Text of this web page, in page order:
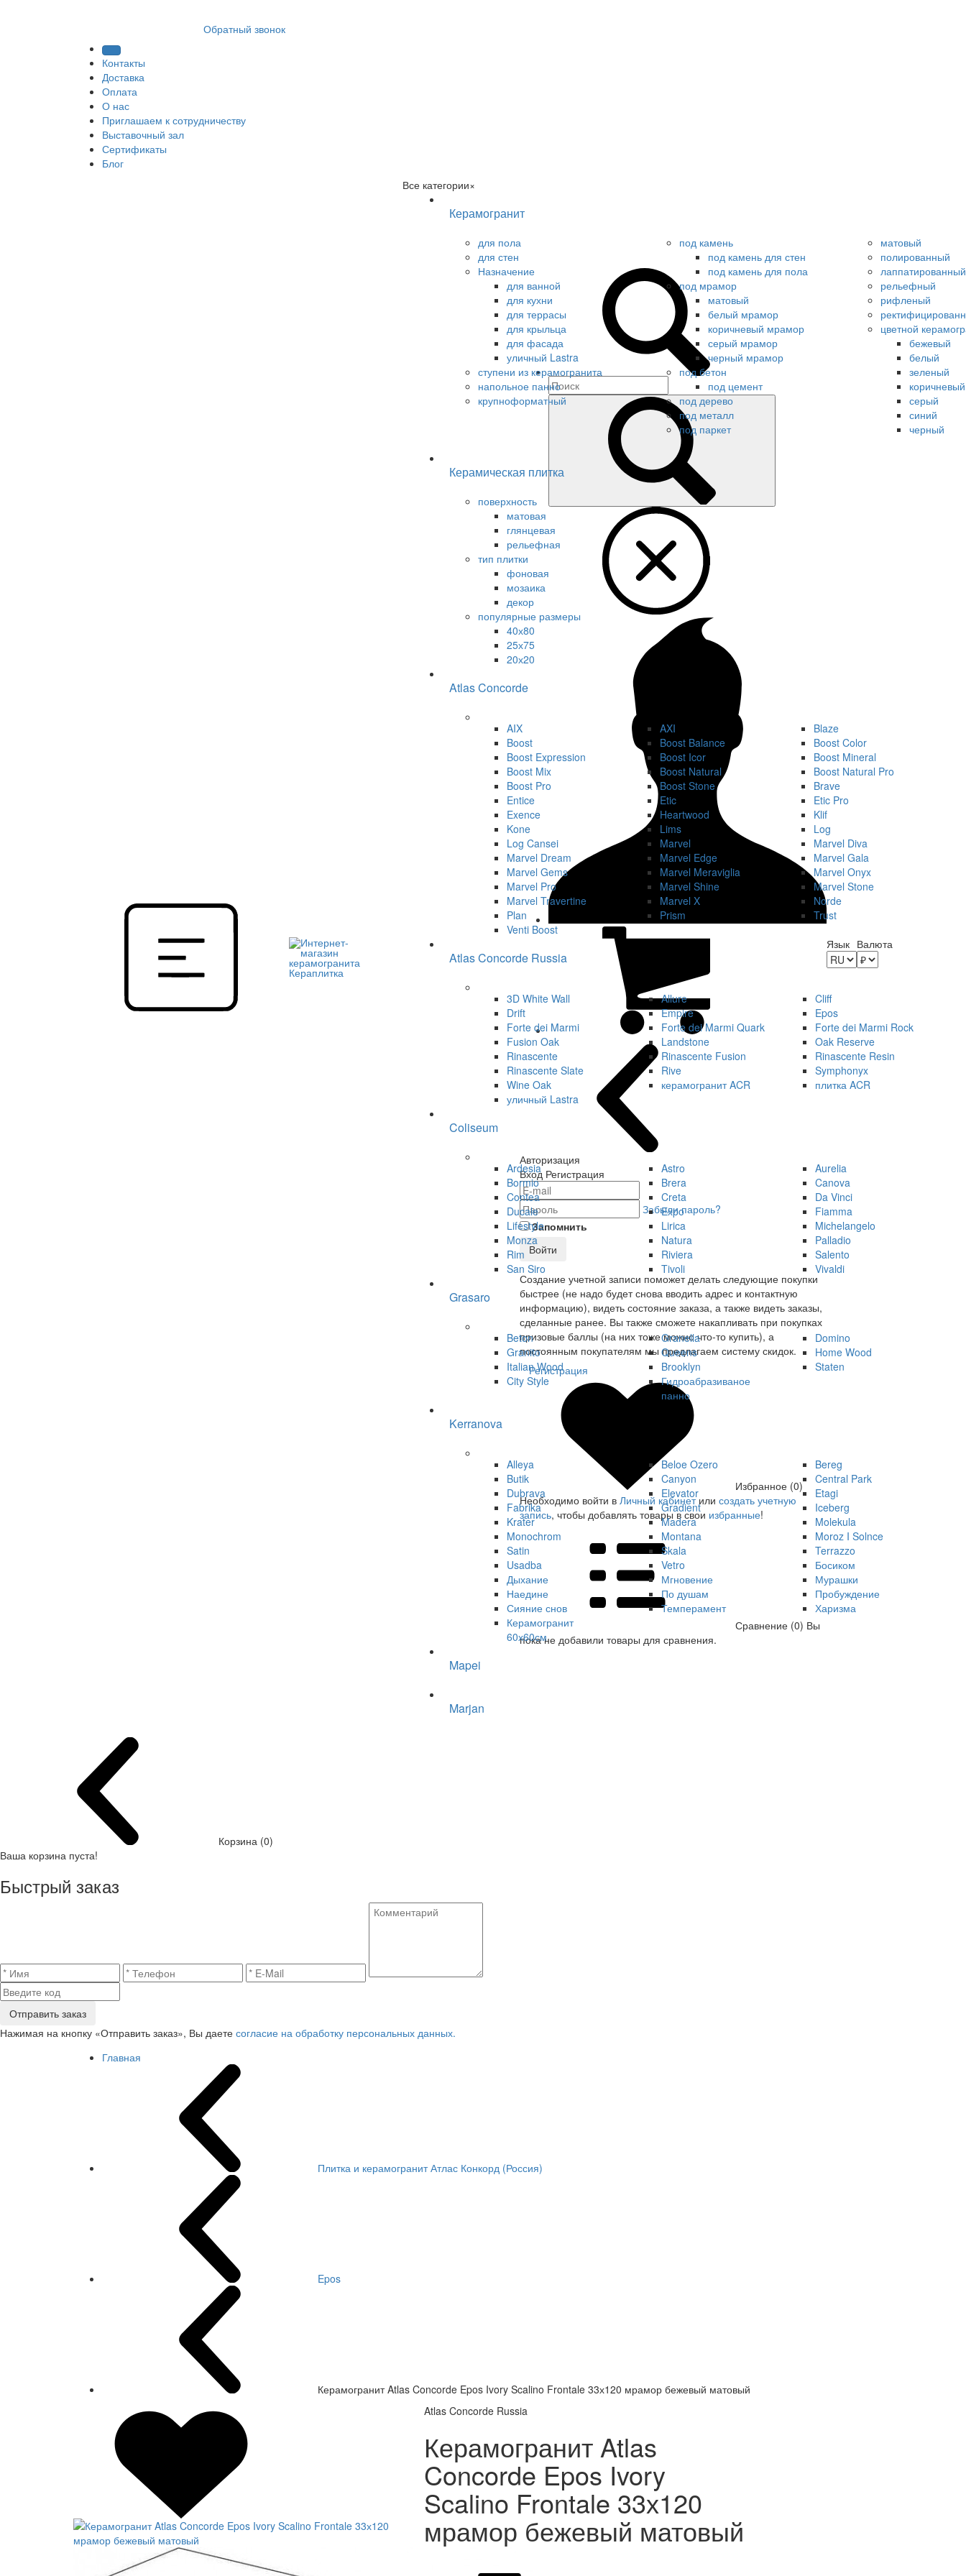
Обратный звонок
Контакты
Доставка
Оплата
О нас
Приглашаем к сотрудничеству
Выставочный зал
Сертификаты
Блог
Все категории×
Керамогранит
для пола
для стен
Назначение
для ванной
для кухни
для террасы
для крыльца
для фасада
уличный Lastra
ступени из керамогранита
напольное панно
крупноформатный
под камень
под камень для стен
под камень для пола
под мрамор
матовый
белый мрамор
коричневый мрамор
серый мрамор
черный мрамор
под бетон
под цемент
под дерево
под металл
под паркет
матовый
полированный
лаппатированный
рельефный
рифленый
цветной
бежевый
белый
зеленый
коричневый
серый
синий
черный
Керамическая плитка
поверхность
матовая
глянцевая
рельефная
тип плитки
фоновая
мозаика
декор
популярные размеры
40х80
25х75
20х20
Atlas Concorde
AIX
Boost
Boost Expression
Boost Mix
Boost Pro
Entice
Exence
Kone
Log Cansei
Marvel Dream
Marvel Gems
Marvel Pro
Marvel Travertine
Plan
Venti Boost
AXI
Boost Balance
Boost Icor
Boost Natural
Boost Stone
Etic
Heartwood
Lims
Marvel
Marvel Edge
Marvel Meraviglia
Marvel Shine
Marvel X
Prism
Blaze
Boost Color
Boost Mineral
Boost Natural Pro
Brave
Etic Pro
Klif
Log
Marvel Diva
Marvel Gala
Marvel Onyx
Marvel Stone
Norde
Trust
Atlas Concorde Russia
3D White Wall
Drift
Forte dei Marmi
Fusion Oak
Rinascente
Rinascente Slate
Wine Oak
уличный Lastra
Allure
Empire
Forte dei Marmi Quark
Landstone
Rinascente Fusion
Rive
керамогранит ACR
Cliff
Epos
Forte dei Marmi Rock
Oak Reserve
Rinascente Resin
Symphonyx
плитка ACR
Coliseum
Ardesia
Bormio
Contea
Ducale
Lifestyle
Monza
Rim
San Siro
Astro
Brera
Creta
Expo
Lirica
Natura
Riviera
Tivoli
Aurelia
Canova
Da Vinci
Fiamma
Michelangelo
Palladio
Salento
Vivaldi
Grasaro
Beton
Granito
Italian Wood
City Style
Granella
Queens
Brooklyn
Гидроабразиваное
панно
Domino
Home Wood
Staten
Kerranova
Alleya
Butik
Dubrava
Fabrika
Krater
Monochrom
Satin
Usadba
Дыхание
Наедине
Сияние снов
Керамогранит
60х60см
Beloe Ozero
Canyon
Elevator
Gradient
Madera
Montana
Skala
Vetro
Мгновение
По душам
Темперамент
Bereg
Central Park
Etagi
Iceberg
Molekula
Moroz I Solnce
Terrazzo
Босиком
Мурашки
Пробуждение
Харизма
Mapei
Marjan
Авторизация
Вход Регистрация
Забыли пароль?
Запомнить
Войти
Создание учетной записи поможет делать следующие покупки
быстрее (не надо будет снова вводить адрес и контактную
информацию), видеть состояние заказа, а также видеть заказы,
сделанные ранее. Вы также сможете накапливать при покупках
призовые баллы (на них тоже можно что-то купить), а
постоянным покупателям мы предлагаем систему скидок.
Регистрация
Избранное (0)
Необходимо войти в Личный кабинетили создать учетную
запись, чтобы добавлять товары в свои избранные!
Сравнение (0) Вы
пока не добавили товары для сравнения.
Язык Валюта
Корзина (0)
Ваша корзина пуста!
Быстрый заказ
Отправить заказ
Нажимая на кнопку «Отправить заказ», Вы даете согласие на обработку персональных данных.
Главная
Плитка и керамогранит Атлас Конкорд (Россия)
Epos
Керамогранит Atlas Concorde Epos Ivory Scalino Frontale 33х120 мрамор бежевый матовый
Atlas Concorde Russia
Керамогранит Atlas
Concorde Epos Ivory
Scalino Frontale 33х120
мрамор бежевый матовый